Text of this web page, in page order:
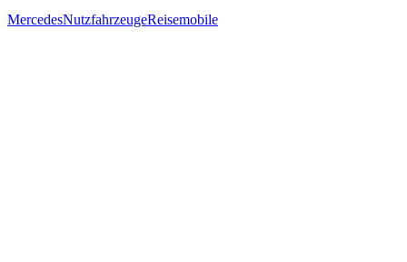
MercedesNutzfahrzeugeReisemobile